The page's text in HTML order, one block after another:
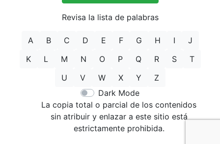
Revisa la lista de palabras
A B C D E F G H I
J
K
L M N O P Q R S
T
U
V W X Y
Z
Dark Mode
La copia total o parcial de los contenidos
sin atribuir y enlazar a este sitio está
estrictamente prohibida.